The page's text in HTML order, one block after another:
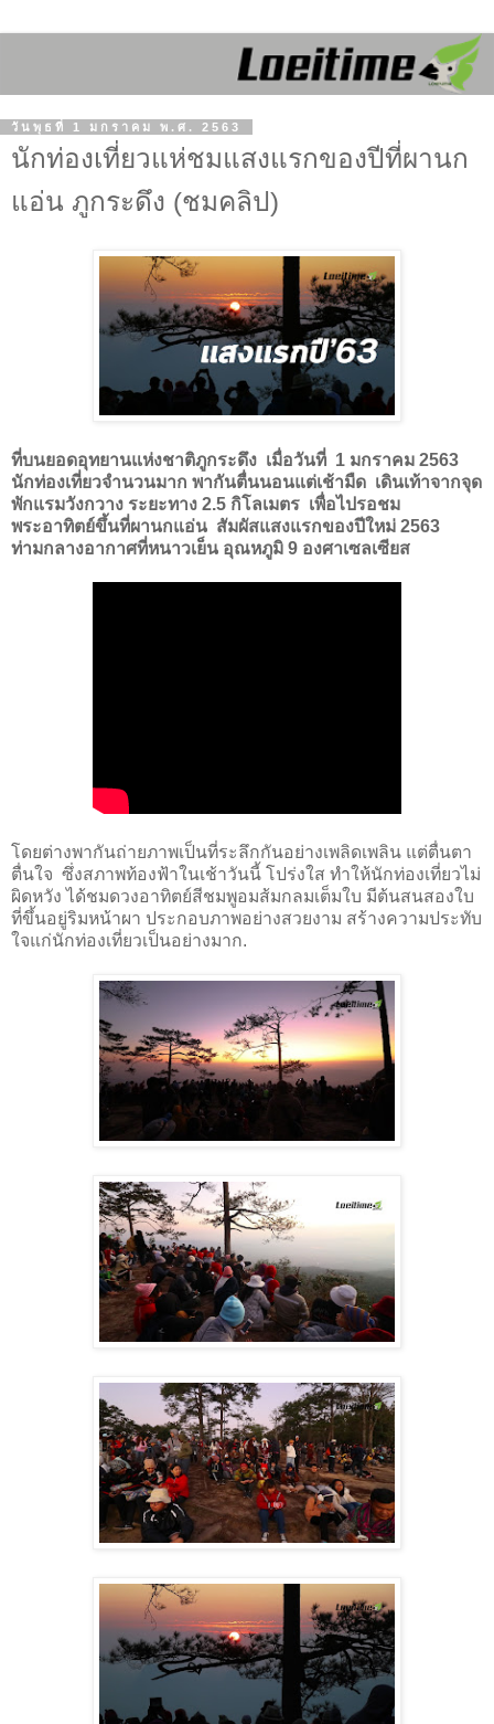
วันพุธที่ 1 มกราคม พ.ศ. 2563
นักท่องเที่ยวแห่ชมแสงแรกของปีที่ผานก
แอ่น ภูกระดึง (ชมคลิป)
ที่บนยอดอุทยานแห่งชาติภูกระดึง เมื่อวันที่ 1 มกราคม 2563
นักท่องเที่ยวจำนวนมาก พากันตื่นนอนแต่เช้ามืด เดินเท้าจากจุด
พักแรมวังกวาง ระยะทาง 2.5 กิโลเมตร เพื่อไปรอชม
พระอาทิตย์ขึ้นที่ผานกแอ่น สัมผัสแสงแรกของปีใหม่ 2563
ท่ามกลางอากาศที่หนาวเย็น อุณหภูมิ 9 องศาเซลเซียส
โดยต่างพากันถ่ายภาพเป็นที่ระลึกกันอย่างเพลิดเพลิน แต่ตื่นตา
ตื่นใจ ซึ่งสภาพท้องฟ้าในเช้าวันนี้ โปร่งใส ทำให้นักท่องเที่ยวไม่
ผิดหวัง ได้ชมดวงอาทิตย์สีชมพูอมส้มกลมเต็มใบ มีต้นสนสองใบ
ที่ขึ้นอยู่ริมหน้าผา ประกอบภาพอย่างสวยงาม สร้างความประทับ
ใจแก่นักท่องเที่ยวเป็นอย่างมาก.